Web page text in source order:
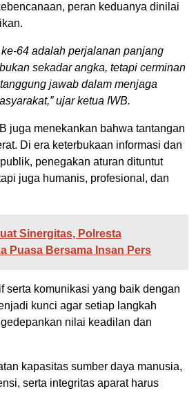
peran keduanya dinilai
ke-64 adalah perjalanan panjang
sekadar angka, tetapi cerminan
jawab dalam menjaga
ujar ketua IWB.
juga menekankan bahwa tantangan
Di era keterbukaan informasi dan
penegakan aturan dituntut
juga humanis, profesional, dan
Sinergitas, Polresta
Puasa Bersama Insan Pers
serta komunikasi yang baik dengan
kunci agar setiap langkah
nilai keadilan dan
kapasitas sumber daya manusia,
serta integritas aparat harus